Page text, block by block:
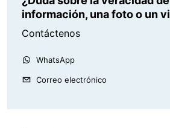
información, una foto o un
Contáctenos
WhatsApp
Correo electrónico